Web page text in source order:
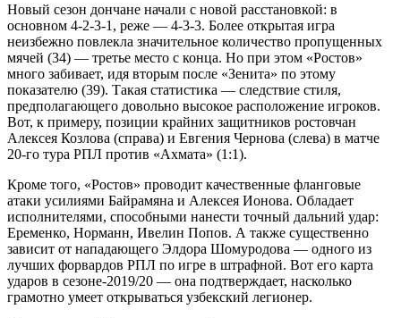
Новый сезон дончане начали с новой расстановкой: в
основном 4-2-3-1, реже — 4-3-3. Более открытая игра
неизбежно повлекла значительное количество пропущенных
мячей (34) — третье место с конца. Но при этом «Ростов»
много забивает, идя вторым после «Зенита» по этому
показателю (39). Такая статистика — следствие стиля,
предполагающего довольно высокое расположение игроков.
Вот, к примеру, позиции крайних защитников ростовчан
Алексея Козлова (справа) и Евгения Чернова (слева) в матче
20-го тура РПЛ против «Ахмата» (1:1).
Кроме того, «Ростов» проводит качественные фланговые
атаки усилиями Байрамяна и Алексея Ионова. Обладает
исполнителями, способными нанести точный дальний удар:
Еременко, Норманн, Ивелин Попов. А также существенно
зависит от нападающего Элдора Шомуродова — одного из
лучших форвардов РПЛ по игре в штрафной. Вот его карта
ударов в сезоне-2019/20 — она подтверждает, насколько
грамотно умеет открываться узбекский легионер.